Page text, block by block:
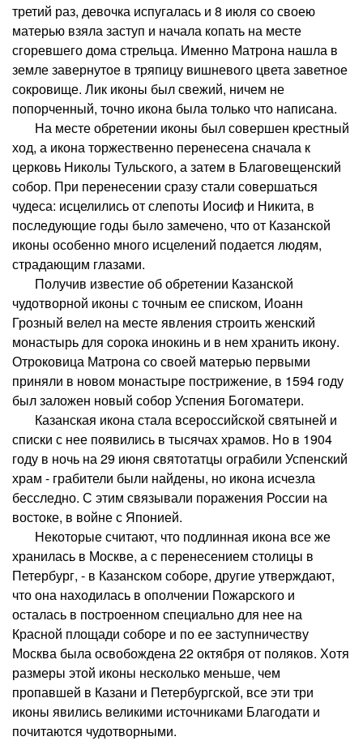
третий раз, девочка испугалась и 8 июля со своею
матерью взяла заступ и начала копать на месте
сгоревшего дома стрельца. Именно Матрона нашла в
земле завернутое в тряпицу вишневого цвета заветное
сокровище. Лик иконы был свежий, ничем не
попорченный, точно икона была только что написана.
На месте обретении иконы был совершен крестный
ход, а икона торжественно перенесена сначала к
церковь Николы Тульского, а затем в Благовещенский
собор. При перенесении сразу стали совершаться
чудеса: исцелились от слепоты Иосиф и Никита, в
последующие годы было замечено, что от Казанской
иконы особенно много исцелений подается людям,
страдающим глазами.
Получив известие об обретении Казанской
чудотворной иконы с точным ее списком, Иоанн
Грозный велел на месте явления строить женский
монастырь для сорока инокинь и в нем хранить икону.
Отроковица Матрона со своей матерью первыми
приняли в новом монастыре пострижение, в 1594 году
был заложен новый собор Успения Богоматери.
Казанская икона стала всероссийской святыней и
списки с нее появились в тысячах храмов. Но в 1904
году в ночь на 29 июня святотатцы ограбили Успенский
храм - грабители были найдены, но икона исчезла
бесследно. С этим связывали поражения России на
востоке, в войне с Японией.
Некоторые считают, что подлинная икона все же
хранилась в Москве, а с перенесением столицы в
Петербург, - в Казанском соборе, другие утверждают,
что она находилась в ополчении Пожарского и
осталась в построенном специально для нее на
Красной площади соборе и по ее заступничеству
Москва была освобождена 22 октября от поляков. Хотя
размеры этой иконы несколько меньше, чем
пропавшей в Казани и Петербургской, все эти три
иконы явились великими источниками Благодати и
почитаются чудотворными.